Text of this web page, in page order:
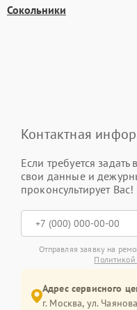
Сокольники
Контактная
Если требуется задать
свои данные и
проконсультирует Вас!
Отправляя заявку на
Политикой
Адрес сервисного
г. Москва, ул.